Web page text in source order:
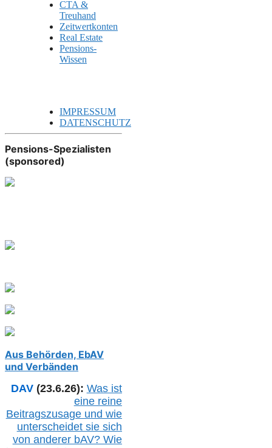
CTA &
Treuhand
Zeitwertkonten
Real Estate
Pensions-
Wissen
IMPRESSUM
DATENSCHUTZ
Pensions-Spezialisten
(sponsored)
Aus Behörden, EbAV
und Verbänden
DAV (23.6.26): Was ist
eine reine
Beitragszusage und wie
unterscheidet sie sich
von anderer bAV? Wie